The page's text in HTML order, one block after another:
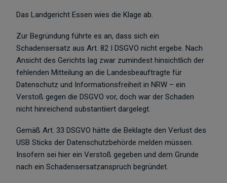
Das Landgericht Essen wies die Klage ab.
Zur Begründung führte es an, dass sich ein
Schadensersatz aus Art. 82 I DSGVO nicht ergebe. Nach
Ansicht des Gerichts lag zwar zumindest hinsichtlich der
fehlenden Mitteilung an die Landesbeauftragte für
Datenschutz und Informationsfreiheit in NRW – ein
Verstoß gegen die DSGVO vor, doch war der Schaden
nicht hinreichend substantiiert dargelegt.
Gemäß Art. 33 DSGVO hätte die Beklagte den Verlust des
USB Sticks der Datenschutzbehörde melden müssen.
Insofern sei hier ein Verstoß gegeben und dem Grunde
nach ein Schadensersatzanspruch begründet.